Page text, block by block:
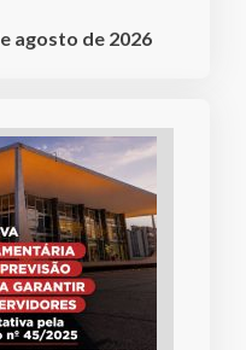
agosto de 2026